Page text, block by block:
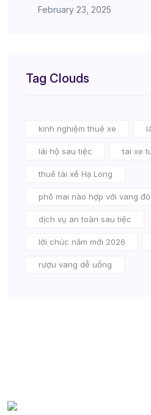
February 23, 2025
Tag Clouds
kinh nghiệm thuê xe
lái hộ sau tiệc tai xe
thuê tài xế Hạ Long
phô mai nào hợp với vang đỏ
dịch vụ an toàn sau tiệc
lời chúc năm mới 2026
rượu vang dễ uống